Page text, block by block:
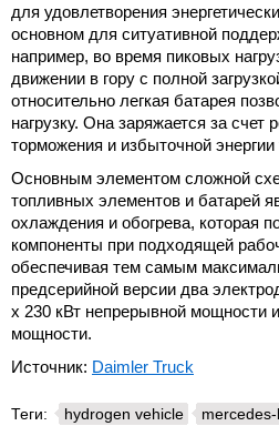
для удовлетворения
основном для ситуативной
например, во время пиковых
движении в гору с полной
относительно легкая батарея
нагрузку. Она заряжается за счет
торможения и избыточной
Основным элементом сложной
топливных элементов и батарей
охлаждения и обогрева, которая
компоненты при подходящей
обеспечивая тем самым
предсерийной версии два
x 230 кВт непрерывной мощности
мощности.
Источник: Daimler Truck
Теги: hydrogen vehicle